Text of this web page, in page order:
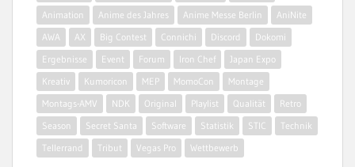
Animation
Anime des Jahres Anime Messe Berlin
AniNite
AWA
AX Big Contest Connichi Discord
Dokomi
Ergebnisse
Event Forum Iron Chef
Japan Expo
Kreativ
Kumoricon MEP MomoCon
Montage
Montags-AMV
NDK Original Playlist Qualität
Retro
Season
Secret Santa Software Statistik STIC
Technik
Tellerrand
Tribut Vegas Pro Wettbewerb